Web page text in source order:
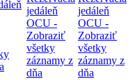
jedáleň
OCU -
Zobraziť
všetky
záznamy z
dňa
jedáleň
OCU -
Zobraziť
všetky
záznamy z
dňa